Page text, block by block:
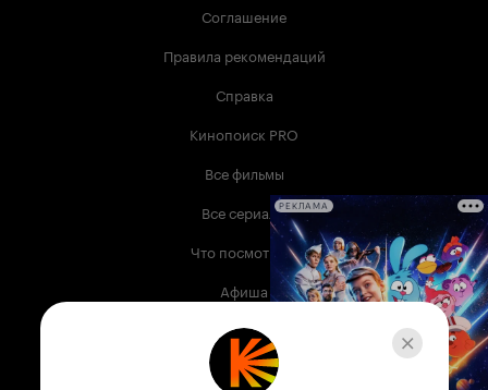
Соглашение
Правила рекомендаций
Справка
Кинопоиск PRO
Все фильмы
Все сериалы
Что посмотреть
Афиша
Музыка
Телепрограмма
РЕКЛАМА